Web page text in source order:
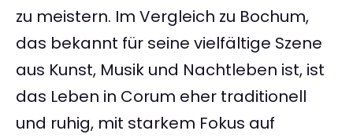
zu meistern. Im Vergleich zu Bochum,
das bekannt für seine vielfältige Szene
aus Kunst, Musik und Nachtleben ist, ist
das Leben in Corum eher traditionell
und ruhig, mit starkem Fokus auf